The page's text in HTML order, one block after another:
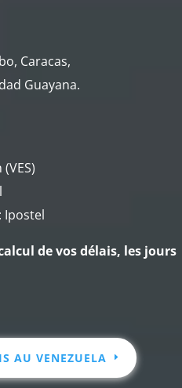
Caracas,
Guayana.
: Ipostel
de vos délais, les jours
AU VENEZUELA